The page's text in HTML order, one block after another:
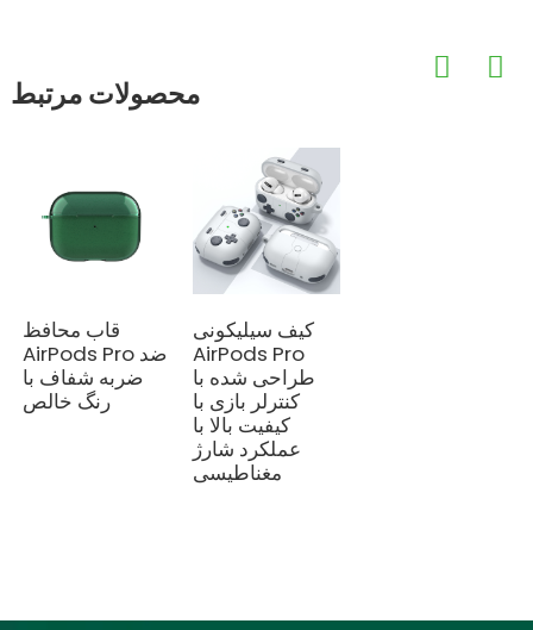
محصولات مرتبط
قاب محافظ
AirPods Pro ضد
ضربه شفاف با
رنگ خالص
کیف سیلیکونی
AirPods Pro
طراحی شده با
کنترلر بازی با
کیفیت بالا با
عملکرد شارژ
مغناطیسی